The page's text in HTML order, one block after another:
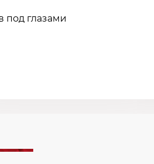
под глазами